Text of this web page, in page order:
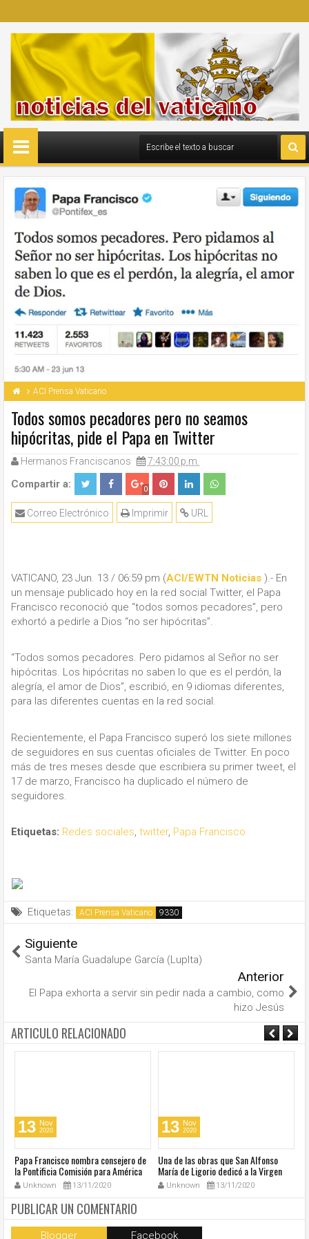
ACI Prensa Vaticano
Todos somos pecadores pero no seamos
hipócritas, pide el Papa en Twitter
Hermanos Franciscanos 7:43:00 p.m.
Compartir a: 0
URL
Imprimir
Correo Electrónico
VATICANO, 23 Jun. 13 / 06:59 pm (ACI/EWTN Noticias ).- En
un mensaje publicado hoy en la red social Twitter, el Papa
Francisco reconoció que “todos somos pecadores”, pero
exhortó a pedirle a Dios “no ser hipócritas”.
“Todos somos pecadores. Pero pidamos al Señor no ser
hipócritas. Los hipócritas no saben lo que es el perdón, la
alegría, el amor de Dios”, escribió, en 9 idiomas diferentes,
para las diferentes cuentas en la red social.
Recientemente, el Papa Francisco superó los siete millones
de seguidores en sus cuentas oficiales de Twitter. En poco
más de tres meses desde que escribiera su primer tweet, el
17 de marzo, Francisco ha duplicado el número de
seguidores.
Etiquetas: Redes sociales, twitter, Papa Francisco
Etiquetas: ACI Prensa Vaticano
Siguiente
Santa María Guadalupe García (LupIta)
Anterior
El Papa exhorta a servir sin pedir nada a cambio, como
hizo Jesús
ARTICULO RELACIONADO
13 Nov
2020
Papa Francisco nombra consejero de
la Pontificia Comisión para América
Latina
Unknown 13/11/2020
13 Nov
2020
Una de las obras que San Alfonso
María de Ligorio dedicó a la Virgen
cumple 270 años
Unknown 13/11/2020
PUBLICAR UN COMENTARIO
Blogger Facebook